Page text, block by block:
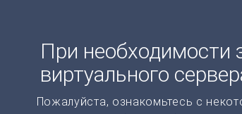
При необходимости
виртуального
Пожалуйста, ознакомьтесь с